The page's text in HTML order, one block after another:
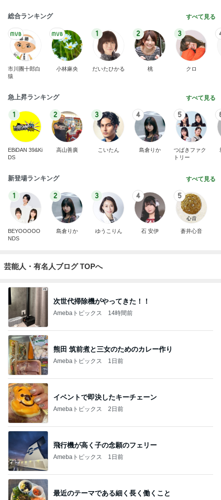
総合ランキング すべて見る
市川團十郎白
猿
小林麻央
1
だいたひかる
2
桃
3
クロ
急上昇ランキング すべて見る
1
EBiDAN 39&Ki
DS
2
高山善廣
3
こいたん
4
島倉りか
5
つばきファク
トリー
新登場ランキング すべて見る
1
BEYOOOOO
NDS
2
島倉りか
3
ゆうこりん
4
石 安伊
5
蒼井心音
芸能人・有名人ブログ TOPへ
次世代掃除機がやってきた！！
Amebaトピックス 14時間前
熊田 筑前煮と三女のためのカレー作り
Amebaトピックス 1日前
イベントで即決したキーチェーン
Amebaトピックス 2日前
飛行機が高く子の念願のフェリー
Amebaトピックス 1日前
最近のテーマである細く長く働くこと